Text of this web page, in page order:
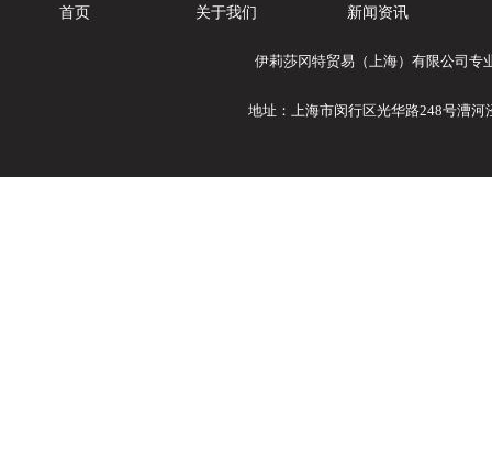
首页 关于我们 新闻资讯
伊莉莎冈特贸易（上海）有限公司专
地址：上海市闵行区光华路248号漕